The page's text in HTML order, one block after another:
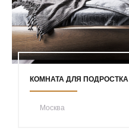
КОМНАТА ДЛЯ ПОДРОСТКА
Москва